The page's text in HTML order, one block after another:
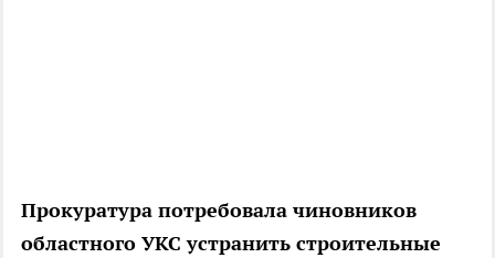
Прокуратура потребовала чиновников
областного УКС устранить строительные